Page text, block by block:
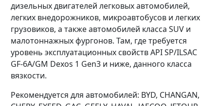
дизельных двигателей легковых автомобилей,
легких внедорожников, микроавтобусов и легких
грузовиков, а также автомобилей класса SUV и
малотоннажных фургонов. Там, где требуется
уровень эксплуатационных свойств API SP/ILSAC
GF-6A/GM Dexos 1 Gen3 и ниже, данного класса
вязкости.
Рекомендуется для автомобилей: BYD, CHANGAN,